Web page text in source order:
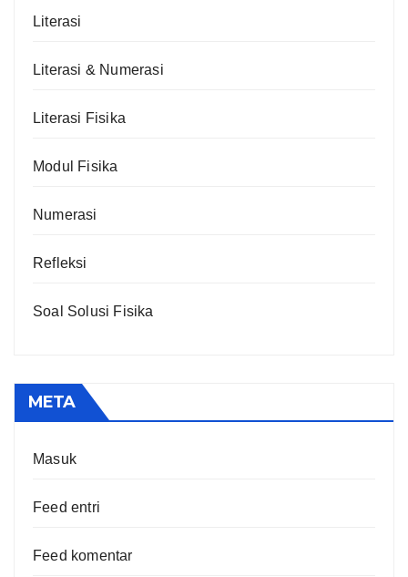
Literasi
Literasi & Numerasi
Literasi Fisika
Modul Fisika
Numerasi
Refleksi
Soal Solusi Fisika
META
Masuk
Feed entri
Feed komentar